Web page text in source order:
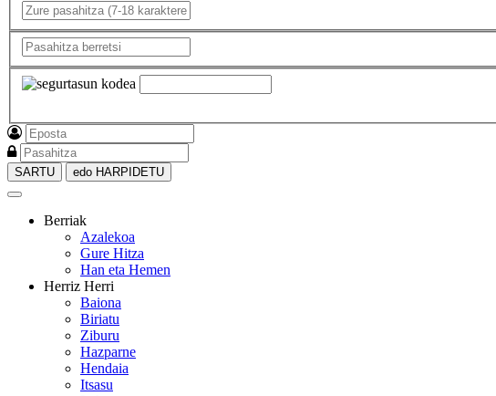
SARTU edo HARPIDETU
Berriak
Azalekoa
Gure Hitza
Han eta Hemen
Herriz Herri
Baiona
Biriatu
Ziburu
Hazparne
Hendaia
Itsasu